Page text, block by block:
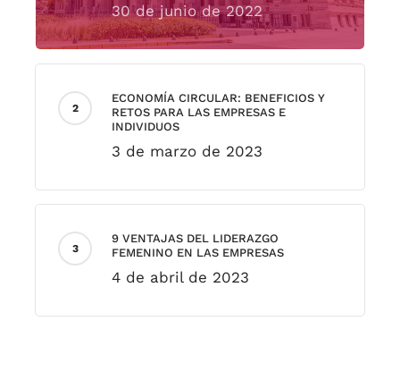
30 de junio de 2022
ECONOMÍA CIRCULAR: BENEFICIOS Y
RETOS PARA LAS EMPRESAS E
INDIVIDUOS
3 de marzo de 2023
9 VENTAJAS DEL LIDERAZGO
FEMENINO EN LAS EMPRESAS
4 de abril de 2023